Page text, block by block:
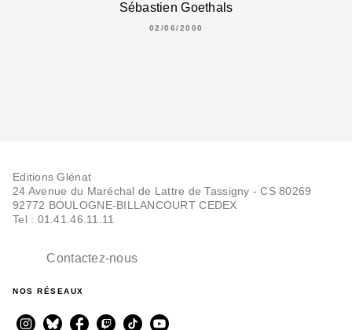
Sébastien Goethals
02/06/2000
Editions Glénat
24 Avenue du Maréchal de Lattre de Tassigny - CS 80269
92772 BOULOGNE-BILLANCOURT CEDEX
Tel : 01.41.46.11.11
Contactez-nous
NOS RÉSEAUX